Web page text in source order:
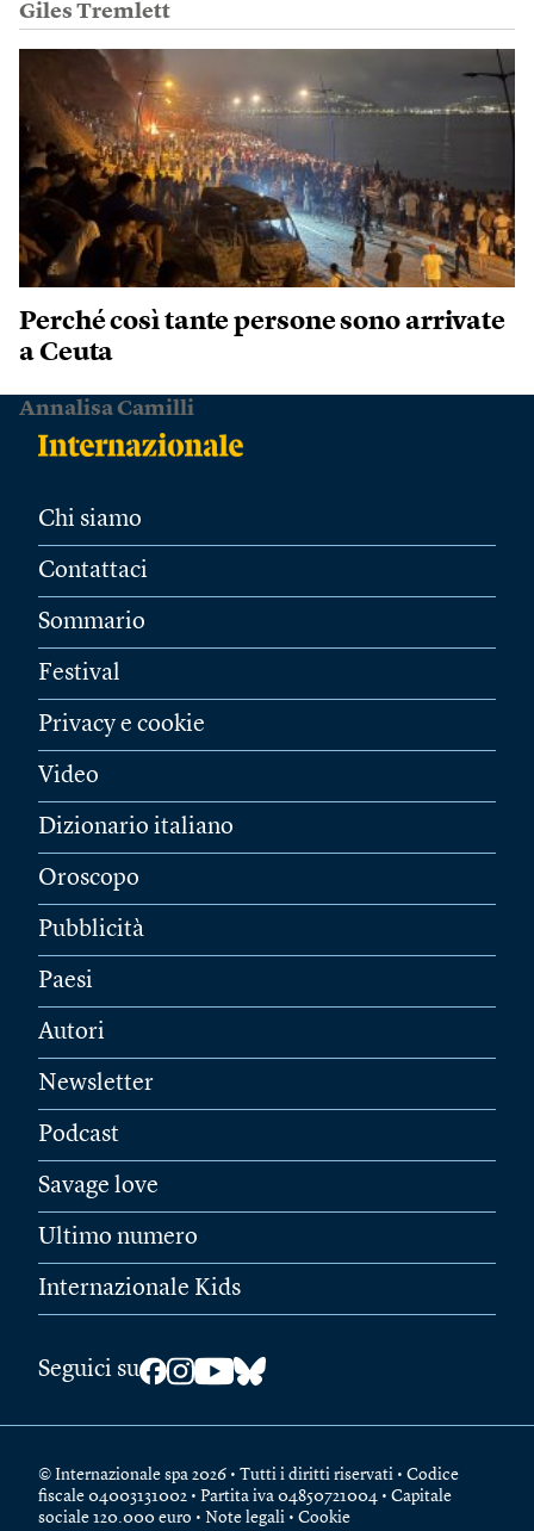
Giles Tremlett
Perché così tante persone sono arrivate
a Ceuta
Annalisa Camilli
Chi siamo
Contattaci
Sommario
Festival
Privacy e cookie
Video
Dizionario italiano
Oroscopo
Pubblicità
Paesi
Autori
Newsletter
Podcast
Savage love
Ultimo numero
Internazionale Kids
Seguici su
© Internazionale spa 2026 • Tutti i diritti riservati • Codice
fiscale 04003131002 • Partita iva 04850721004 • Capitale
sociale 120.000 euro • Note legali • Cookie